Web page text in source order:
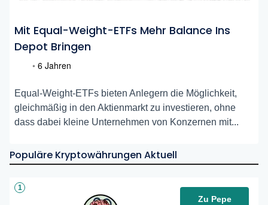
Mit Equal-Weight-ETFs Mehr Balance Ins
Depot Bringen
• 6 Jahren
Equal-Weight-ETFs bieten Anlegern die Möglichkeit,
gleichmäßig in den Aktienmarkt zu investieren, ohne
dass dabei kleine Unternehmen von Konzernen mit...
Populäre Kryptowährungen Aktuell
1
Zu Pepe